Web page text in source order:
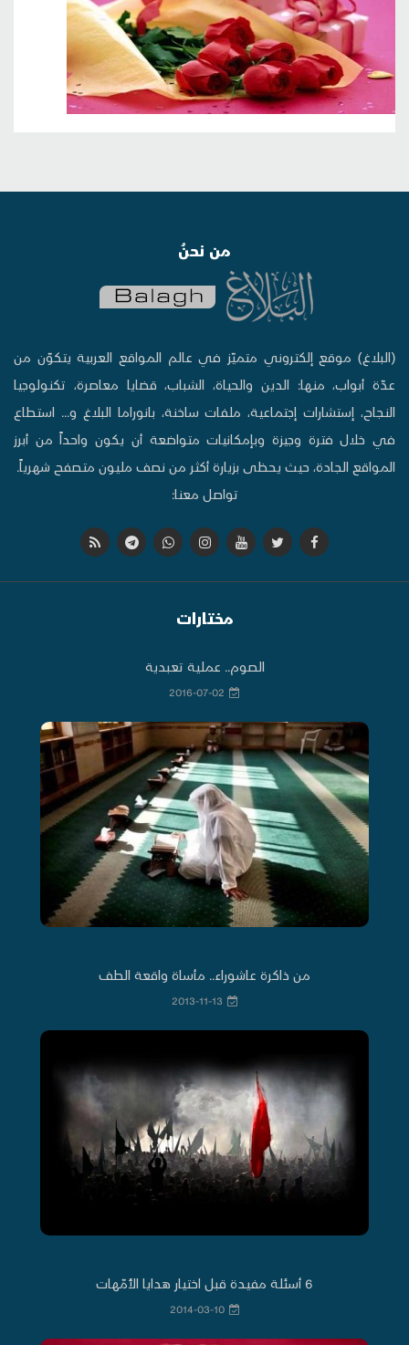
من نحنُ
(البلاغ) موقع إلكتروني متميّز في عالم المواقع العربية يتكوّن من
عدّة أبواب، منها: الدين والحياة، الشباب، قضايا معاصرة، تكنولوجيا
النجاح، إستشارات إجتماعية، ملفات ساخنة، بانوراما البلاغ و... استطاع
في خلال فترة وجيزة وبإمكانيات متواضعة أن يكون واحداً من أبرز
المواقع الجادة، حيث يحظى بزيارة أكثر من نصف مليون متصفح شهرياً.
تواصل معنا:
مختارات
الصوم.. عملية تعبدية
2016-07-02
من ذاكرة عاشوراء.. مأساة واقعة الطف
2013-11-13
6 أسئلة مفيدة قبل اختيار هدايا الأُمّهات
2014-03-10